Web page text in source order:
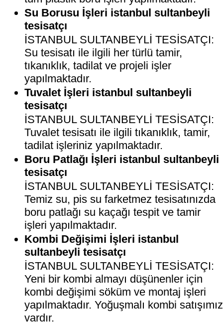
Su Borusu İşleri istanbul sultanbeyli
tesisatçı
İSTANBUL SULTANBEYLİ TESİSATÇI:
Su tesisatı ile ilgili her türlü tamir,
tıkanıklık, tadilat ve projeli işler
yapılmaktadır.
Tuvalet İşleri istanbul sultanbeyli
tesisatçı
İSTANBUL SULTANBEYLİ TESİSATÇI:
Tuvalet tesisatı ile ilgili tıkanıklık, tamir,
tadilat işleriniz yapılmaktadır.
Boru Patlağı İşleri istanbul sultanbeyli
tesisatçı
İSTANBUL SULTANBEYLİ TESİSATÇI:
Temiz su, pis su farketmez tesisatınızda
boru patlağı su kaçağı tespit ve tamir
işleri yapılmaktadır.
Kombi Değişimi İşleri istanbul
sultanbeyli tesisatçı
İSTANBUL SULTANBEYLİ TESİSATÇI:
Yeni bir kombi almayı düşünenler için
kombi değişimi söküm ve montaj işleri
yapılmaktadır. Yoğuşmalı kombi satışımız
vardır.